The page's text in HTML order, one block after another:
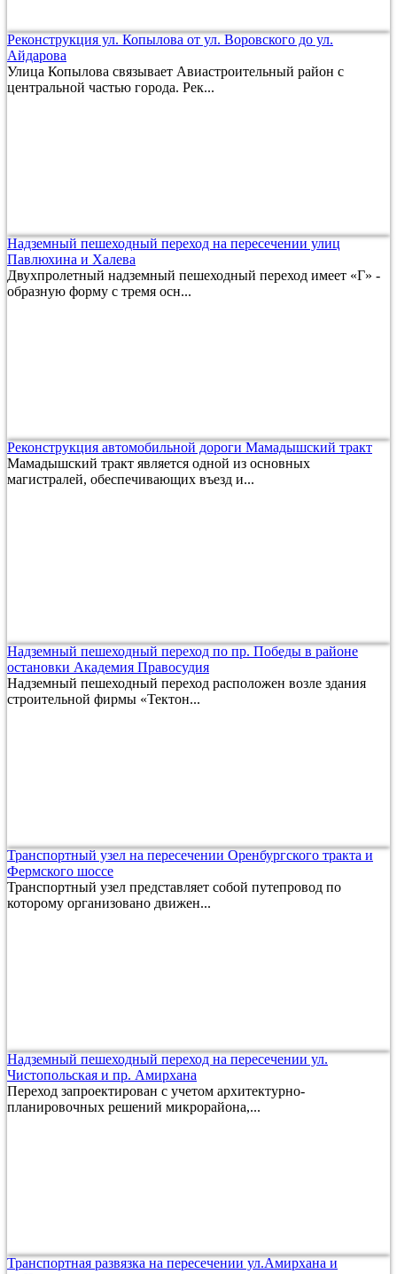
Реконструкция ул. Копылова от ул. Воровского до ул.
Айдарова
Улица Копылова связывает Авиастроительный район с
центральной частью города. Рек...
Надземный пешеходный переход на пересечении улиц
Павлюхина и Халева
Двухпролетный надземный пешеходный переход имеет «Г» -
образную форму с тремя осн...
Реконструкция автомобильной дороги Мамадышский тракт
Мамадышский тракт является одной из основных
магистралей, обеспечивающих въезд и...
Надземный пешеходный переход по пр. Победы в районе
остановки Академия Правосудия
Надземный пешеходный переход расположен возле здания
строительной фирмы «Тектон...
Транспортный узел на пересечении Оренбургского тракта и
Фермского шоссе
Транспортный узел представляет собой путепровод по
которому организовано движен...
Надземный пешеходный переход на пересечении ул.
Чистопольская и пр. Амирхана
Переход запроектирован с учетом архитектурно-
планировочных решений микрорайона,...
Транспортная развязка на пересечении ул.Амирхана и